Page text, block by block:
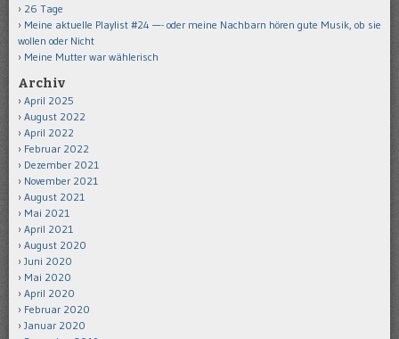
26 Tage
Meine aktuelle Playlist #24 —- oder meine Nachbarn hören gute Musik, ob sie
wollen oder Nicht
Meine Mutter war wählerisch
Archiv
April 2025
August 2022
April 2022
Februar 2022
Dezember 2021
November 2021
August 2021
Mai 2021
April 2021
August 2020
Juni 2020
Mai 2020
April 2020
Februar 2020
Januar 2020